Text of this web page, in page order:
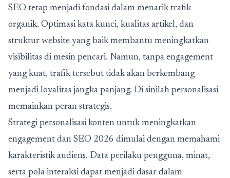
SEO tetap menjadi fondasi dalam menarik trafik
organik. Optimasi kata kunci, kualitas artikel, dan
struktur website yang baik membantu meningkatkan
visibilitas di mesin pencari. Namun, tanpa engagement
yang kuat, trafik tersebut tidak akan berkembang
menjadi loyalitas jangka panjang. Di sinilah personalisasi
memainkan peran strategis.
Strategi personalisasi konten untuk meningkatkan
engagement dan SEO 2026 dimulai dengan memahami
karakteristik audiens. Data perilaku pengguna, minat,
serta pola interaksi dapat menjadi dasar dalam